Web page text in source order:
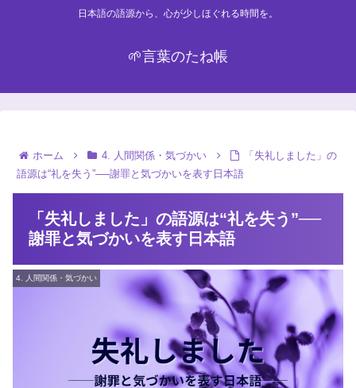
日本語の語源から、心が少しほぐれる時間を。
🌱言葉のたね帳
ホーム 4. 人間関係・気づかい
「失礼しました」の
語源は“礼を失う”──謝罪と気づかいを表す日本語
「失礼しました」の語源は“礼を失う”──
謝罪と気づかいを表す日本語
4. 人間関係・気づかい